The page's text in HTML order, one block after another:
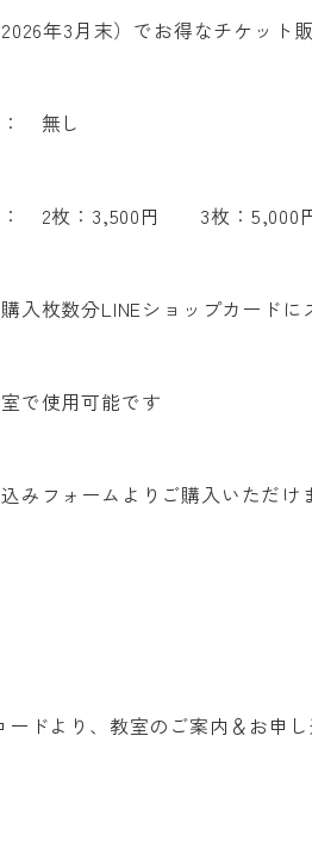
紹介
お電話でのご予約・ご
年3月末）でお得なチケット
： 無し
： 2枚：3,500円 3枚：5,000
入枚数分LINEショップカード
で使用可能です
みフォームよりご購入いただけ
ドより、教室のご案内＆お申